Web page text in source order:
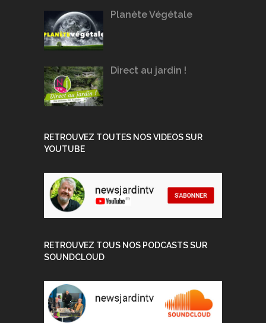
Planète Végétale
Direct au jardin !
RETROUVEZ TOUTES NOS VIDEOS SUR
YOUTUBE
RETROUVEZ TOUS NOS PODCASTS SUR
SOUNDCLOUD